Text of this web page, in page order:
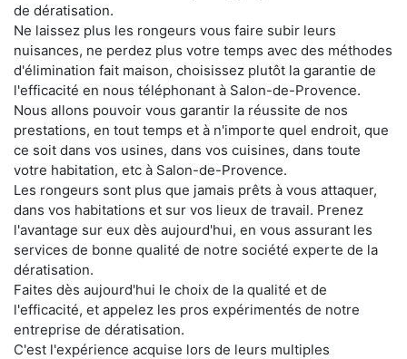
de dératisation.
Ne laissez plus les rongeurs vous faire subir leurs
nuisances, ne perdez plus votre temps avec des méthodes
d'élimination fait maison, choisissez plutôt la garantie de
l'efficacité en nous téléphonant à Salon-de-Provence.
Nous allons pouvoir vous garantir la réussite de nos
prestations, en tout temps et à n'importe quel endroit, que
ce soit dans vos usines, dans vos cuisines, dans toute
votre habitation, etc à Salon-de-Provence.
Les rongeurs sont plus que jamais prêts à vous attaquer,
dans vos habitations et sur vos lieux de travail. Prenez
l'avantage sur eux dès aujourd'hui, en vous assurant les
services de bonne qualité de notre société experte de la
dératisation.
Faites dès aujourd'hui le choix de la qualité et de
l'efficacité, et appelez les pros expérimentés de notre
entreprise de dératisation.
C'est l'expérience acquise lors de leurs multiples